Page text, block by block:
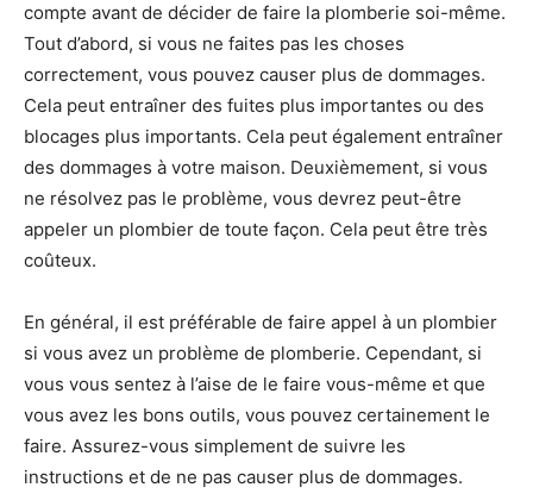
compte avant de décider de faire la plomberie soi-même.
Tout d’abord, si vous ne faites pas les choses
correctement, vous pouvez causer plus de dommages.
Cela peut entraîner des fuites plus importantes ou des
blocages plus importants. Cela peut également entraîner
des dommages à votre maison. Deuxièmement, si vous
ne résolvez pas le problème, vous devrez peut-être
appeler un plombier de toute façon. Cela peut être très
coûteux.
En général, il est préférable de faire appel à un plombier
si vous avez un problème de plomberie. Cependant, si
vous vous sentez à l’aise de le faire vous-même et que
vous avez les bons outils, vous pouvez certainement le
faire. Assurez-vous simplement de suivre les
instructions et de ne pas causer plus de dommages.